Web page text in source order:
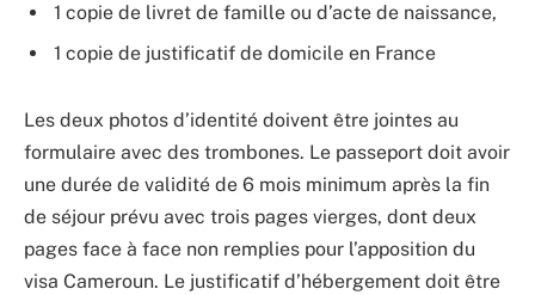
1 copie de livret de famille ou d’acte de naissance,
1 copie de justificatif de domicile en France
Les deux photos d’identité doivent être jointes au
formulaire avec des trombones. Le passeport doit avoir
une durée de validité de 6 mois minimum après la fin
de séjour prévu avec trois pages vierges, dont deux
pages face à face non remplies pour l’apposition du
visa Cameroun. Le justificatif d’hébergement doit être